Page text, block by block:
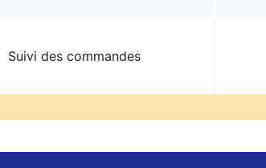
Suivi des commandes